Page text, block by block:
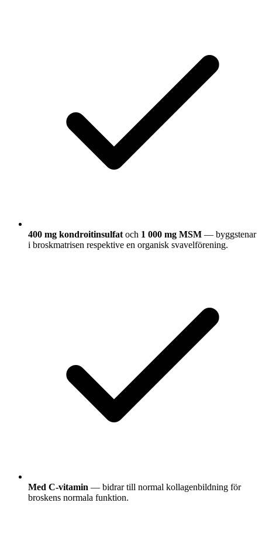
400 mg kondroitinsulfat och 1 000 mg MSM — byggstenar
i broskmatrisen respektive en organisk svavelförening.
Med C-vitamin — bidrar till normal kollagenbildning för
broskens normala funktion.